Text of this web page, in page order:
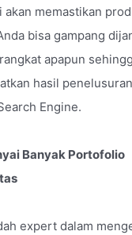
akan memastikan
bisa gampang
apapun
hasil
Engine.
Banyak Portofolio
expert dalam